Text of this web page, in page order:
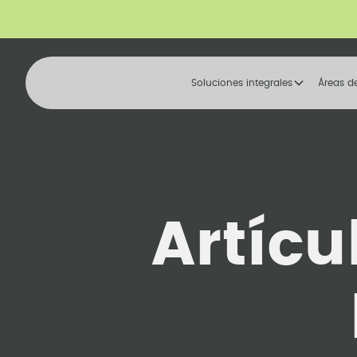
Soluciones integrales Áreas